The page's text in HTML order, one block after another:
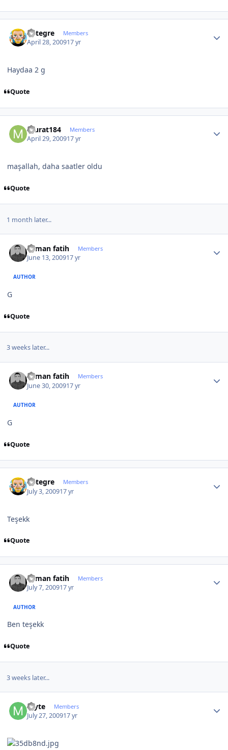
entegre Members
April 28, 200917 yr
Haydaa 2 g
Quote
murat184 Members
April 29, 200917 yr
maşallah, daha saatler oldu
Quote
1 month later...
osman fatih Members
June 13, 200917 yr
AUTHOR
G
Quote
3 weeks later...
osman fatih Members
June 30, 200917 yr
AUTHOR
G
Quote
entegre Members
July 3, 200917 yr
Teşekk
Quote
osman fatih Members
July 7, 200917 yr
AUTHOR
Ben teşekk
Quote
3 weeks later...
myte Members
July 27, 200917 yr